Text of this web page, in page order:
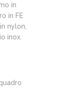
in
in FE
nylon,
inox.